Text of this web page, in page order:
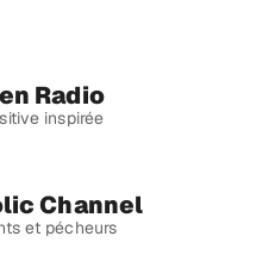
Radio
inspirée
Channel
et pécheurs